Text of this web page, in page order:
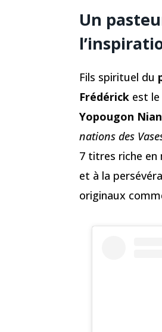
Un
Fils spirituel du
Frédérick est
Yopougon
nations des
7 titres riche en
et à la
originaux